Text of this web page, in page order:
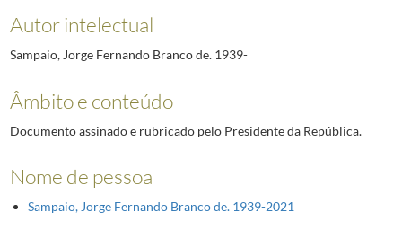
Autor intelectual
Sampaio, Jorge Fernando Branco de. 1939-
Âmbito e conteúdo
Documento assinado e rubricado pelo Presidente da República.
Nome de pessoa
Sampaio, Jorge Fernando Branco de. 1939-2021